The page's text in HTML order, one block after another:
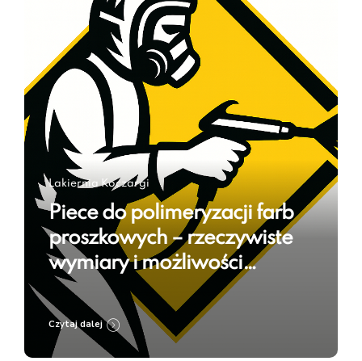
Lakiernia Koczargi
Piece do polimeryzacji farb
proszkowych – rzeczywiste
wymiary i możliwości
Lakierni Koczargi
Czytaj dalej